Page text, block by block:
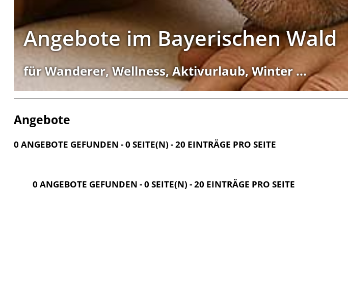
Angebote im Bayerischen Wald
für Wanderer, Wellness, Aktivurlaub, Winter ...
Angebote
0 ANGEBOTE GEFUNDEN - 0 SEITE(N) - 20 EINTRÄGE PRO SEITE
0 ANGEBOTE GEFUNDEN - 0 SEITE(N) - 20 EINTRÄGE PRO SEITE